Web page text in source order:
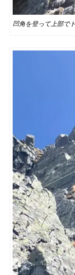
凹角を登って上部で